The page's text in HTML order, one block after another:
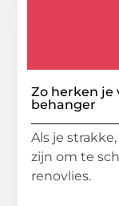
Zo herken je
behanger
Als je
zijn om te
renovlies.